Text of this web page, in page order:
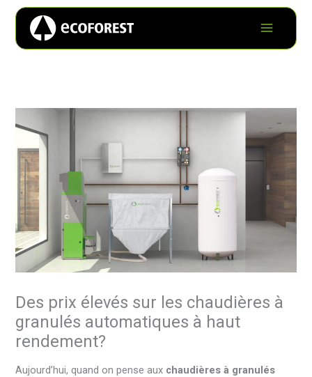
Des prix élevés sur les chaudières à
granulés automatiques à haut
rendement?
Aujourd’hui, quand on pense aux chaudières à granulés